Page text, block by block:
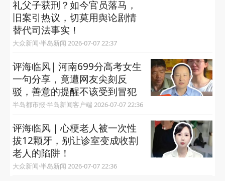
礼父子获刑？如今官员落马，
旧案引热议，切莫用舆论剧情
替代司法事实！
大众新闻·半岛新闻 2026-07-07 22:37
评海临风| 河南699分高考女生
一句分享，竟遭网友尖刻反
驳，善意的提醒不该受到冒犯
半岛都市报·半岛新闻客户端 2026-07-07 22:36
评海临风｜心梗老人被一次性
拔12颗牙，别让诊室变成收割
老人的陷阱！
大众新闻·半岛新闻 2026-07-07 22:36